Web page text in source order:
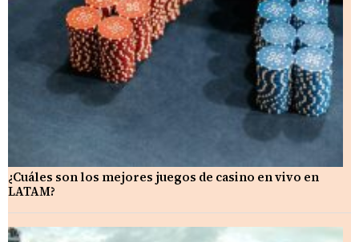
¿Cuáles son los mejores juegos de casino en vivo en
LATAM?